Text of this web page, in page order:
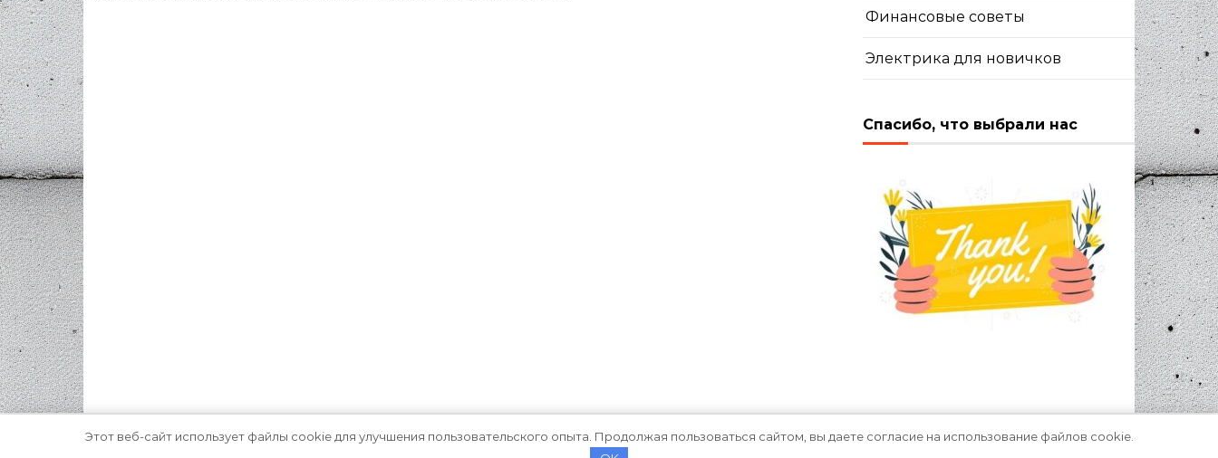
Финансовые советы
Электрика для новичков
Спасибо, что выбрали нас
Optima Themes
Этот веб-сайт использует файлы cookie для улучшения пользовательского опыта. Продолжая пользоваться сайтом, вы даете согласие на использование файлов cookie.